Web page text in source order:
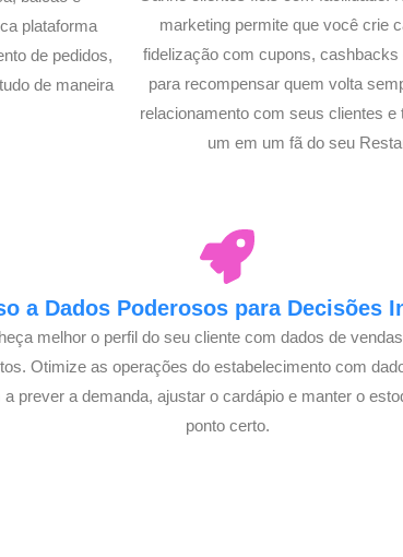
plataforma
de pedidos,
de maneira
marketing permite que você crie
fidelização com cupons,
para recompensar quem volta
relacionamento com seus clientes e
um em um fã do seu
a Dados Poderosos para Decisões
melhor o perfil do seu cliente com dados de
Otimize as operações do estabelecimento com
a prever a demanda, ajustar o cardápio e manter o
ponto certo.